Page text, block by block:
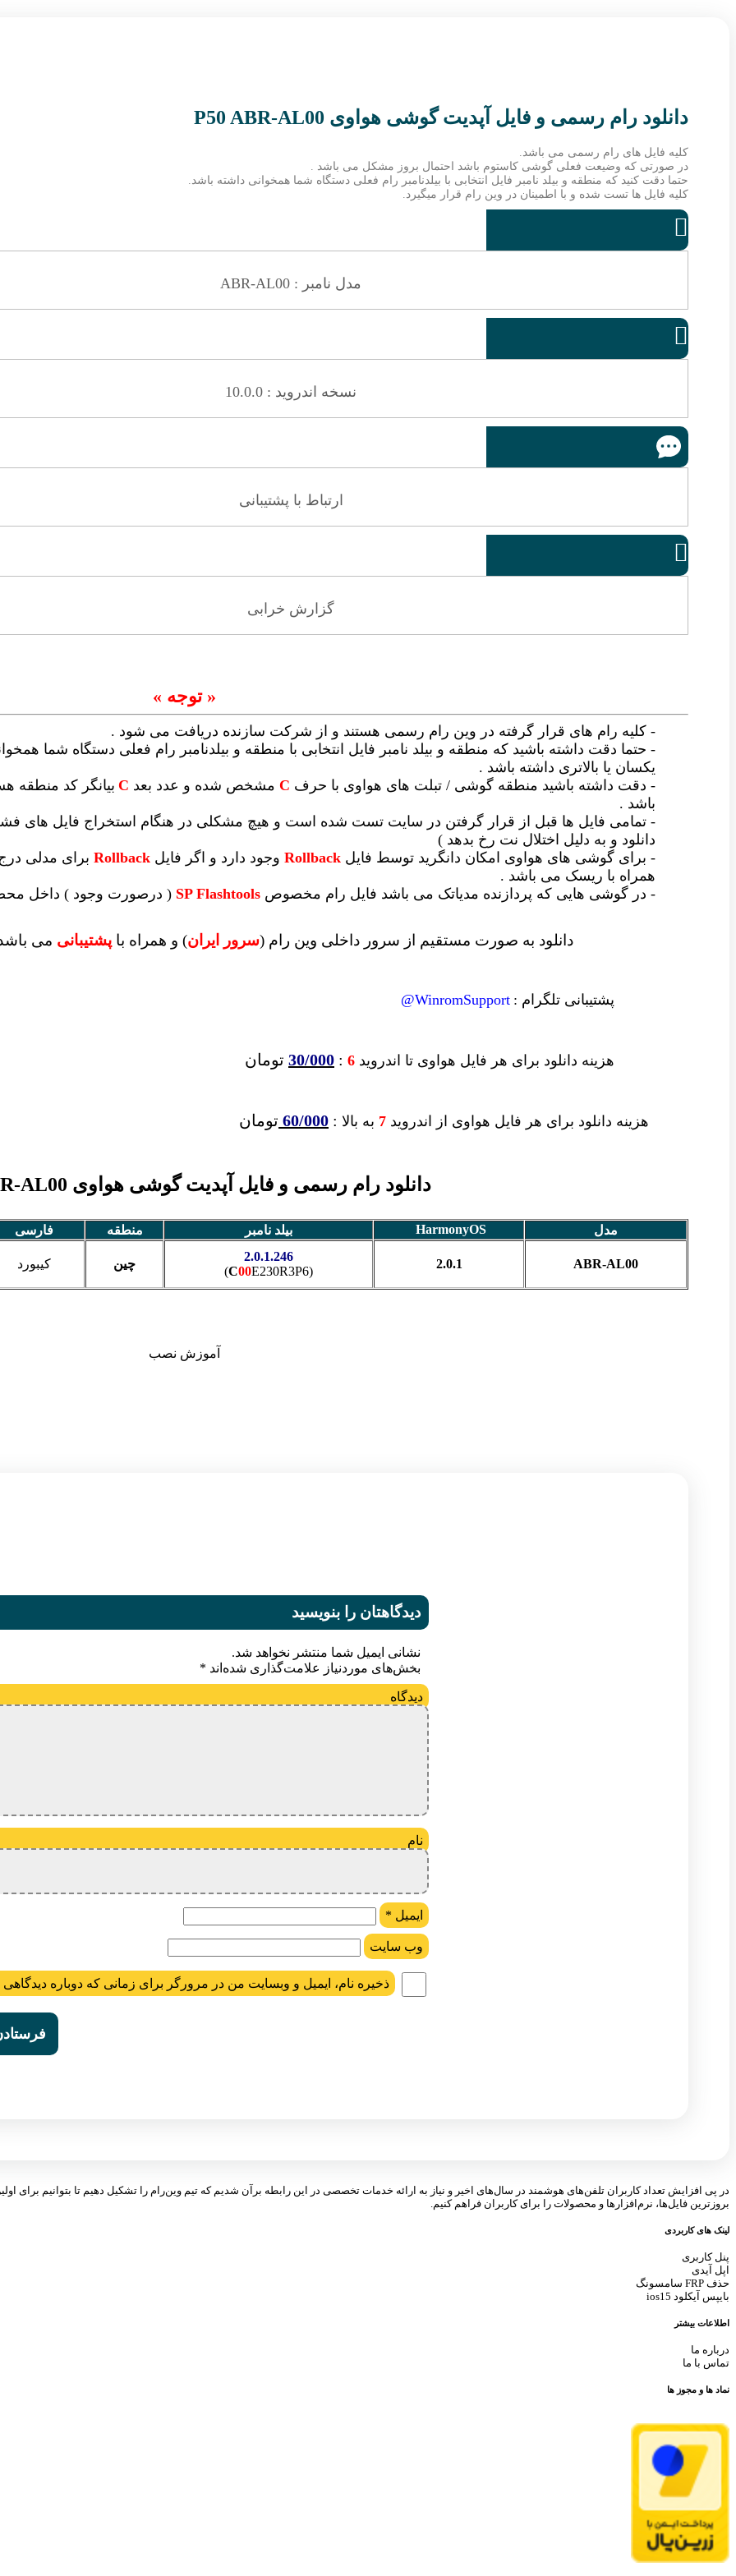
دانلود رام رسمی و فایل آپدیت گوشی هواوی P50 ABR-AL00
کلیه فایل های رام رسمی می باشد.
در صورتی که وضیعت فعلی گوشی کاستوم باشد احتمال بروز مشکل می باشد .
حتما دقت کنید که منطقه و بیلد نامبر فایل انتخابی با بیلدنامبر رام فعلی دستگاه شما همخوانی داشته باشد.
کلیه فایل ها تست شده و با اطمینان در وین رام قرار میگیرد.

مدل نامبر : ABR-AL00

نسخه اندروید : 10.0.0
ارتباط با پشتیبانی

گزارش خرابی
« توجه »
- کلیه رام های قرار گرفته در وین رام رسمی هستند و از شرکت سازنده دریافت می شود .
- حتما دقت داشته باشید که منطقه و بیلد نامبر فایل انتخابی با منطقه و بیلدنامبر رام فعلی دستگاه شما
یکسان یا بالاتری داشته باشد .
- دقت داشته باشید منطقه گوشی / تبلت های هواوی با حرف C مشخص شده و عدد بعد C بیانگر کد منطقه
باشد .
- تمامی فایل ها قبل از قرار گرفتن در سایت تست شده است و هیچ مشکلی در هنگام استخراج فایل
دانلود و به دلیل اختلال نت رخ بدهد )
- برای گوشی های هواوی امکان دانگرید توسط فایل Rollback وجود دارد و اگر فایل Rollback برای مدلی
همراه با ریسک می باشد .
- در گوشی هایی که پردازنده مدیاتک می باشد فایل رام مخصوص SP Flashtools ( درصورت وجود ) داخل
دانلود به صورت مستقیم از سرور داخلی وین رام (سرور ایران) و همراه با پشتیبانی می
پشتیبانی تلگرام : WinromSupport@
هزینه دانلود برای هر فایل هواوی تا اندروید 6
:
30/000 تومان
هزینه دانلود برای هر فایل هواوی از اندروید 7 به بالا :
60/000 تومان
دانلود رام رسمی و فایل آپدیت گوشی هواوی P50 ABR-AL00
مدل HarmonyOS بیلد نامبر منطقه فارسی
ABR-AL00
2.0.1
2.0.1.246
(
C00E230R3P6)
چین کیبورد
آموزش نصب
دیدگاهتان را بنویسید
نشانی ایمیل شما منتشر نخواهد شد.
بخش‌های موردنیاز علامت‌گذاری شده‌اند *
ایمیل *
وب‌ سایت
ذخیره نام، ایمیل و وبسایت من در مرورگر برای زمانی که دوباره
در پی افزایش تعداد کاربران تلفن‌های هوشمند در سال‌های اخیر و نیاز به ارائه خدمات تخصصی در این رابطه برآن شدیم که تیم وین‌رام را تشکیل دهیم تا بتوانیم برای
بروزترین فایل‌ها، نرم‌افزارها و محصولات را برای کاربران فراهم کنیم.
لینک های کاربردی
پنل کاربری
اپل آیدی
حذف FRP سامسونگ
بایپس آیکلود ios15
اطلاعات بیشتر
درباره ما
تماس با ما
نماد ها و مجوز ها